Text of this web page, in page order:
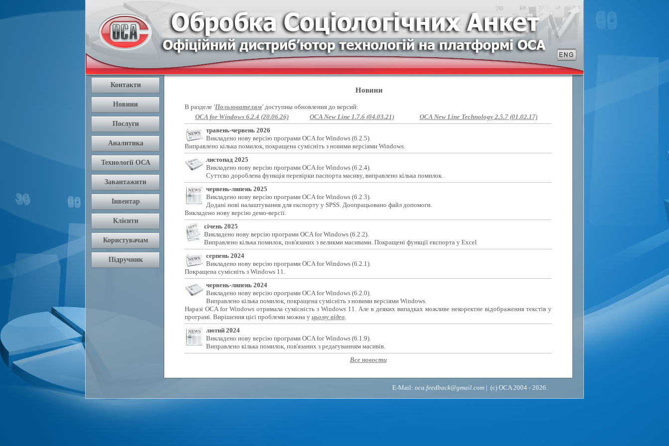
Новини
В разделе 'Пользователям' доступны обновления до версий:
OCA for Windows 6.2.4 (20.06.26)
OCA New Line 1.7.6 (04.03.21)
OCA New Line Technology 2.5.7 (01.02.17)
травень-червень 2026
Викладено нову версію програми OCA for Windows (6.2.5).
Виправлено кілька помилок, покращена сумісніть з новими версіями Windows.
листопад 2025
Викладено нову версію програми OCA for Windows (6.2.4).
Суттєво дороблена функція перевірки паспорта масиву, виправлено кілька помилок.
червень-липень 2025
Викладено нову версію програми OCA for Windows (6.2.3).
Додані нові налаштування для експорту у SPSS. Доопрацьовано файл допомоги.
Викладено нову версію демо-версії.
січень 2025
Викладено нову версію програми OCA for Windows (6.2.2).
Виправлено кілька помилок, пов'язаних з великми масивами. Покращені функції експорта у Excel
серпень 2024
Викладено нову версію програми OCA for Windows (6.2.1).
Покращена сумісніть з Windows 11.
червень-липень 2024
Викладено нову версію програми OCA for Windows (6.2.0).
Виправлено кілька помилок, покращена сумісніть з новими версіями Windows.
Наразі OCA for Windows отримала сумісність з Windows 11. Але в деяких випадках можливе некоректне відображення текстів у
програмі. Вирішення цієї проблеми можна у цьому відео.
лютий 2024
Викладено нову версію програми OCA for Windows (6.1.9).
Виправлено кілька помилок, пов'язаних з редагуванням масивів.
Все новости
E-Mail: oca.feedback@gmail.com | (c) OCA 2004 - 2026.